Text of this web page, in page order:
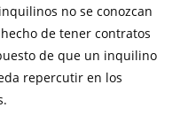
no se conozcan
de tener contratos
de que un inquilino
repercutir en los